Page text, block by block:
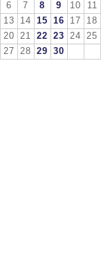
6
7 8 9 10 11
13
14 15 16 17 18
20
21 22 23 24 25
27
28 29 30